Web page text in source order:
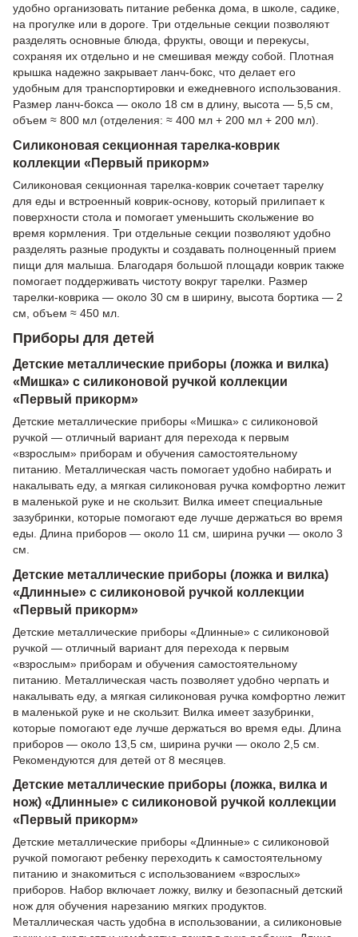
удобно организовать питание ребенка дома, в школе, садике,
на прогулке или в дороге. Три отдельные секции позволяют
разделять основные блюда, фрукты, овощи и перекусы,
сохраняя их отдельно и не смешивая между собой. Плотная
крышка надежно закрывает ланч-бокс, что делает его
удобным для транспортировки и ежедневного использования.
Размер ланч-бокса — около 18 см в длину, высота — 5,5 см,
объем ≈ 800 мл (отделения: ≈ 400 мл + 200 мл + 200 мл).
Силиконовая секционная тарелка-коврик
коллекции «Первый прикорм»
Силиконовая секционная тарелка-коврик сочетает тарелку
для еды и встроенный коврик-основу, который прилипает к
поверхности стола и помогает уменьшить скольжение во
время кормления. Три отдельные секции позволяют удобно
разделять разные продукты и создавать полноценный прием
пищи для малыша. Благодаря большой площади коврик также
помогает поддерживать чистоту вокруг тарелки. Размер
тарелки-коврика — около 30 см в ширину, высота бортика — 2
см, объем ≈ 450 мл.
Приборы для детей
Детские металлические приборы (ложка и вилка)
«Мишка» с силиконовой ручкой коллекции
«Первый прикорм»
Детские металлические приборы «Мишка» с силиконовой
ручкой — отличный вариант для перехода к первым
«взрослым» приборам и обучения самостоятельному
питанию. Металлическая часть помогает удобно набирать и
накалывать еду, а мягкая силиконовая ручка комфортно лежит
в маленькой руке и не скользит. Вилка имеет специальные
зазубринки, которые помогают еде лучше держаться во время
еды. Длина приборов — около 11 см, ширина ручки — около 3
см.
Детские металлические приборы (ложка и вилка)
«Длинные» с силиконовой ручкой коллекции
«Первый прикорм»
Детские металлические приборы «Длинные» с силиконовой
ручкой — отличный вариант для перехода к первым
«взрослым» приборам и обучения самостоятельному
питанию. Металлическая часть позволяет удобно черпать и
накалывать еду, а мягкая силиконовая ручка комфортно лежит
в маленькой руке и не скользит. Вилка имеет зазубринки,
которые помогают еде лучше держаться во время еды. Длина
приборов — около 13,5 см, ширина ручки — около 2,5 см.
Рекомендуются для детей от 8 месяцев.
Детские металлические приборы (ложка, вилка и
нож) «Длинные» с силиконовой ручкой коллекции
«Первый прикорм»
Детские металлические приборы «Длинные» с силиконовой
ручкой помогают ребенку переходить к самостоятельному
питанию и знакомиться с использованием «взрослых»
приборов. Набор включает ложку, вилку и безопасный детский
нож для обучения нарезанию мягких продуктов.
Металлическая часть удобна в использовании, а силиконовые